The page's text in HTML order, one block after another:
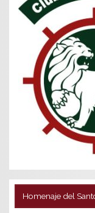
Homenaje del